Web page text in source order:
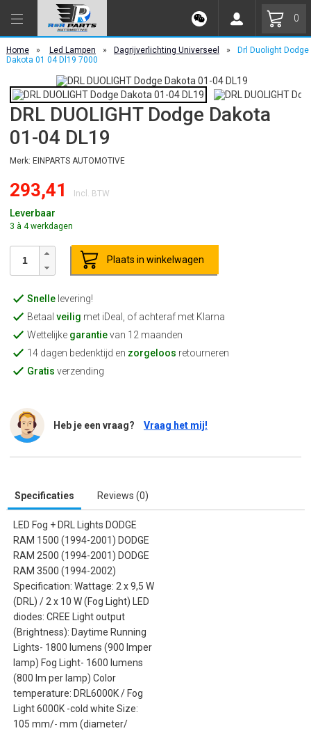
0
Home » Led Lampen » Dagrijverlichting Universeel »
Drl Duolight Dodge
Dakota 01 04 Dl19 7000
DRL DUOLIGHT Dodge Dakota
01-04 DL19
Merk: EINPARTS AUTOMOTIVE
293,41 Incl. BTW
Leverbaar
3 à 4 werkdagen
Plaats in winkelwagen
Snellelevering!
Betaal veilig met iDeal, of achteraf met Klarna
Wettelijke garantievan 12 maanden
14 dagen bedenktijd en zorgeloos retourneren
Gratis verzending
Heb je een vraag? Vraag het mij!
Specificaties Reviews (0)
LED Fog + DRL Lights DODGE
RAM 1500 (1994-2001) DODGE
RAM 2500 (1994-2001) DODGE
RAM 3500 (1994-2002)
Specification: Wattage: 2 x 9,5 W
(DRL) / 2 x 10 W (Fog Light) LED
diodes: CREE Light output
(Brightness): Daytime Running
Lights- 1800 lumens (900 lmper
lamp) Fog Light- 1600 lumens
(800 lm per lamp) Color
temperature: DRL6000K / Fog
Light 6000K -cold white Size:
105 mm/- mm (diameter/